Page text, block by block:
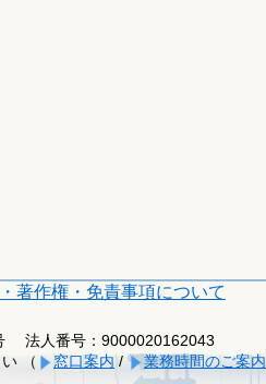
著作権・免責事項について
法人番号：9000020162043
（
窓口案内/ 業務時間のご案内